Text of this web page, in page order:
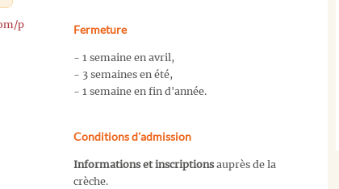
p Fermeture
- 1 semaine en avril,
- 3 semaines en été,
- 1 semaine en fin d'année.
Conditions d'admission
Informations et inscriptionsauprès de la
crèche.